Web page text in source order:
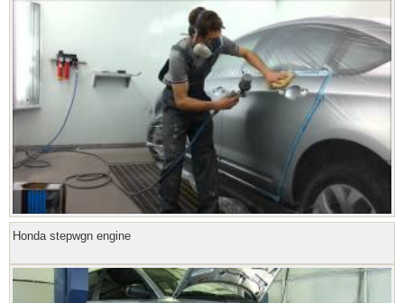
Honda stepwgn engine